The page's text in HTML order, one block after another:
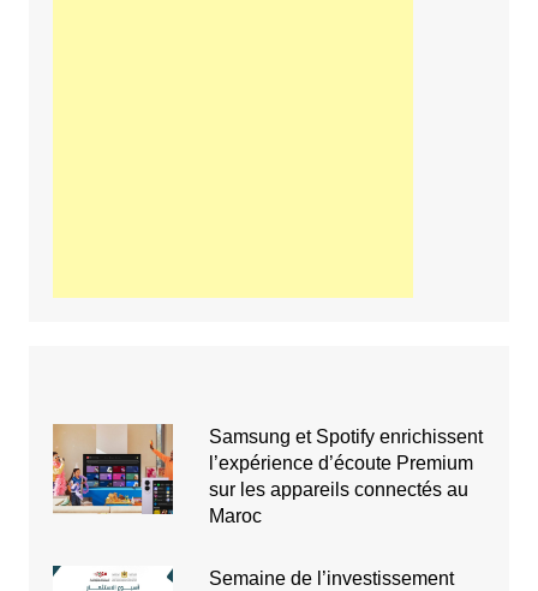
Samsung et Spotify enrichissent
l’expérience d’écoute Premium
sur les appareils connectés au
Maroc
Semaine de l’investissement